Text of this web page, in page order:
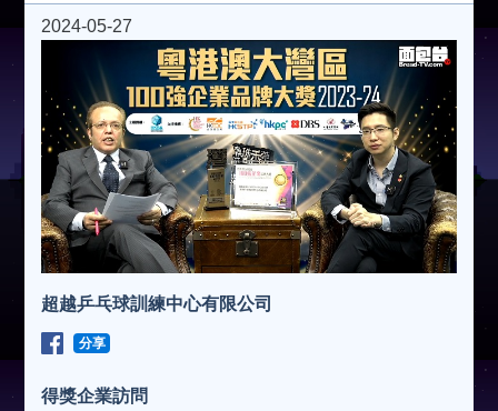
2024-05-27
超越乒乓球訓練中心有限公司
分享
得獎企業訪問